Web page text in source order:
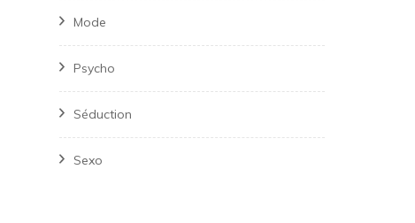
Mode
Psycho
Séduction
Sexo